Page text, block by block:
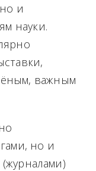
и
науки.
важным
но и